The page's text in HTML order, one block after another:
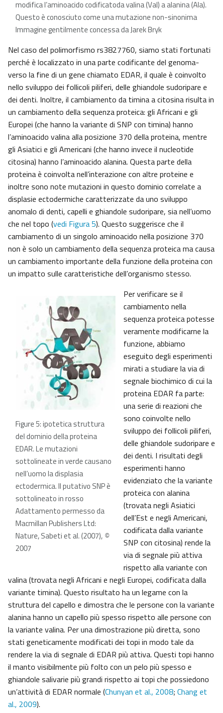
modifica l’aminoacido codificatoda valina (Val) a alanina (Ala).
Questo è conosciuto come una mutazione non-sinonima
Immagine gentilmente concessa da Jarek Bryk
Nel caso del polimorfismo rs3827760, siamo stati fortunati
perché è localizzato in una parte codificante del genoma-
verso la fine di un gene chiamato EDAR, il quale è coinvolto
nello sviluppo dei follicoli piliferi, delle ghiandole sudoripare e
dei denti. Inoltre, il cambiamento da timina a citosina risulta in
un cambiamento della sequenza proteica: gli Africani e gli
Europei (che hanno la variante di SNP con timina) hanno
l’aminoacido valina alla posizione 370 della proteina, mentre
gli Asiatici e gli Americani (che hanno invece il nucleotide
citosina) hanno l’aminoacido alanina. Questa parte della
proteina è coinvolta nell’interazione con altre proteine e
inoltre sono note mutazioni in questo dominio correlate a
displasie ectodermiche caratterizzate da uno sviluppo
anomalo di denti, capelli e ghiandole sudoripare, sia nell’uomo
che nel topo (vedi Figura 5). Questo suggerisce che il
cambiamento di un singolo aminoacido nella posizione 370
non è solo un cambiamento della sequenza proteica ma causa
un cambiamento importante della funzione della proteina con
un impatto sulle caratteristiche dell’organismo stesso.
Figure 5: ipotetica struttura
del dominio della proteina
EDAR. Le mutazioni
sottolineate in verde causano
nell’uomo la displasia
ectodermica. Il putativo SNP è
sottolineato in rosso
Adattamento permesso da
Macmillan Publishers Ltd:
Nature, Sabeti et al. (2007), ©
2007
Per verificare se il
cambiamento nella
sequenza proteica potesse
veramente modificarne la
funzione, abbiamo
eseguito degli esperimenti
mirati a studiare la via di
segnale biochimico di cui la
proteina EDAR fa parte:
una serie di reazioni che
sono coinvolte nello
sviluppo dei follicoli piliferi,
delle ghiandole sudoripare e
dei denti. I risultati degli
esperimenti hanno
evidenziato che la variante
proteica con alanina
(trovata negli Asiatici
dell’Est e negli Americani,
codificata dalla variante
SNP con citosina) rende la
via di segnale più attiva
rispetto alla variante con
valina (trovata negli Africani e negli Europei, codificata dalla
variante timina). Questo risultato ha un legame con la
struttura del capello e dimostra che le persone con la variante
alanina hanno un capello più spesso rispetto alle persone con
la variante valina. Per una dimostrazione più diretta, sono
stati geneticamente modificati dei topi in modo tale da
rendere la via di segnale di EDAR più attiva. Questi topi hanno
il manto visibilmente più folto con un pelo più spesso e
ghiandole salivarie più grandi rispetto ai topi che possiedono
un’attività di EDAR normale (Chunyan et al., 2008; Chang et
al., 2009).